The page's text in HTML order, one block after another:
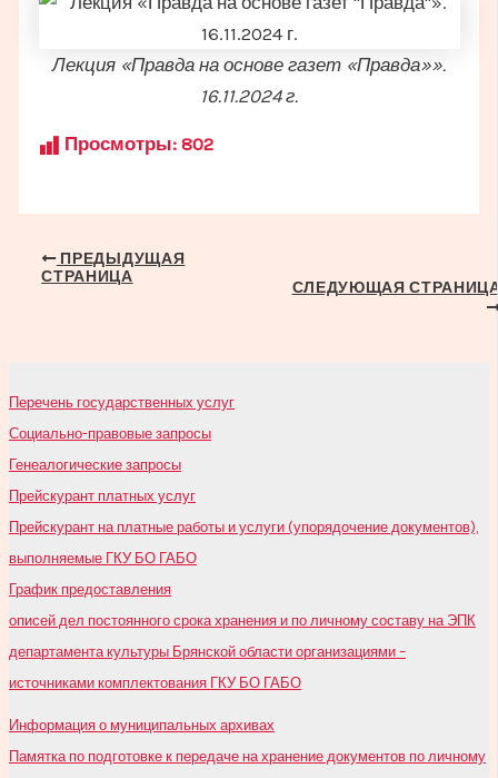
Лекция «Правда на основе газет «Правда»».
16.11.2024 г.
Просмотры: 802
Навигация
ПРЕДЫДУЩАЯ
СТРАНИЦА
СЛЕДУЮЩАЯ
Перечень государственных услуг
Социально-правовые запросы
Генеалогические запросы
Прейскурант платных услуг
Прейскурант на платные работы и услуги (упорядочение документов),
выполняемые ГКУ БО ГАБО
График предоставления
описей дел постоянного срока хранения и по личному составу на ЭПК
департамента культуры Брянской области организациями –
источниками комплектования ГКУ БО ГАБО
Информация о муниципальных архивах
Памятка по подготовке к передаче на хранение документов по личному